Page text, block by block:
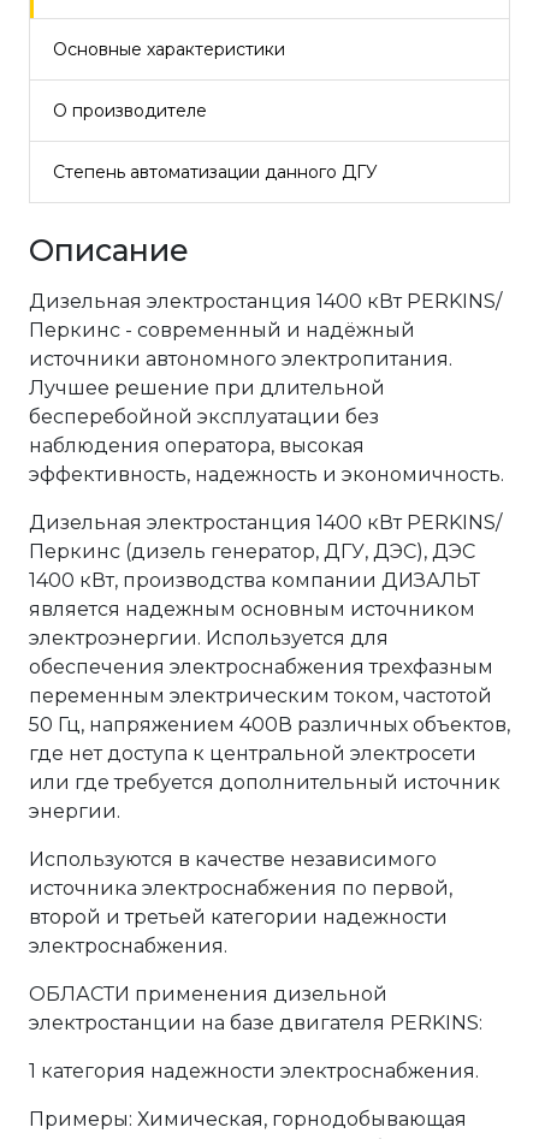
Основные характеристики
О производителе
Степень автоматизации данного ДГУ
Описание
Дизельная электростанция 1400 кВт PERKINS/
Перкинс - современный и надёжный
источники автономного электропитания.
Лучшее решение при длительной
бесперебойной эксплуатации без
наблюдения оператора, высокая
эффективность, надежность и экономичность.
Дизельная электростанция 1400 кВт PERKINS/
Перкинс (дизель генератор, ДГУ, ДЭС), ДЭС
1400 кВт, производства компании ДИЗАЛЬТ
является надежным основным источником
электроэнергии. Используется для
обеспечения электроснабжения трехфазным
переменным электрическим током, частотой
50 Гц, напряжением 400В различных объектов,
где нет доступа к центральной электросети
или где требуется дополнительный источник
энергии.
Используются в качестве независимого
источника электроснабжения по первой,
второй и третьей категории надежности
электроснабжения.
ОБЛАСТИ применения дизельной
электростанции на базе двигателя PERKINS:
1 категория надежности электроснабжения.
Примеры: Химическая, горнодобывающая